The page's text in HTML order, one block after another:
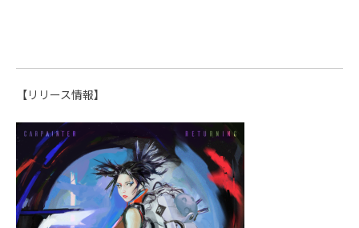
【リリース情報】